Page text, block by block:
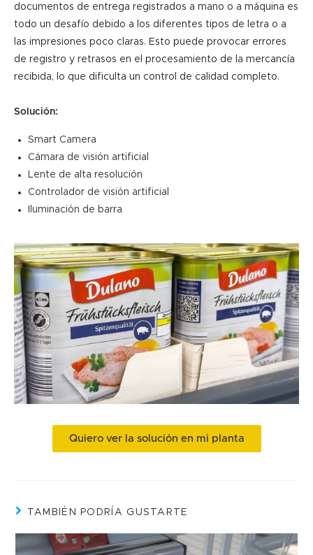
documentos de entrega registrados a mano o a máquina es
todo un desafío debido a los diferentes tipos de letra o a
las impresiones poco claras. Esto puede provocar errores
de registro y retrasos en el procesamiento de la mercancía
recibida, lo que dificulta un control de calidad completo.
Solución:
Smart Camera
Cámara de visión artificial
Lente de alta resolución
Controlador de visión artificial
Iluminación de barra
Quiero ver la solución en mi planta
TAMBIÉN PODRÍA GUSTARTE